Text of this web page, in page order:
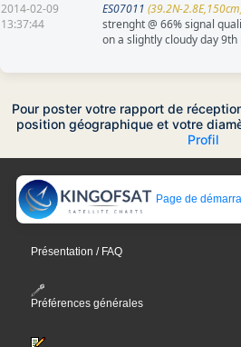
2014-02-09
13:37:44
ES07011 (39.2N-
strenght @ 66% signal
on a slightly cloudy day 9th
Pour poster votre rapport de
position géographique et votre
Profil
Page de
Présentation / FAQ
Préférences générales